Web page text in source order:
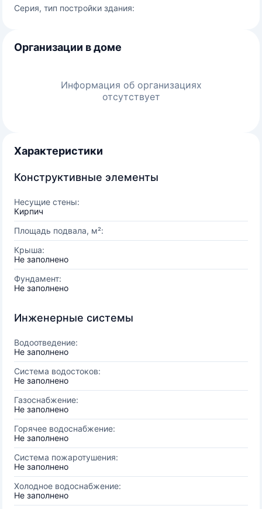
Серия, тип постройки здания:
Организации в доме
Информация об организациях
отсутствует
Характеристики
Конструктивные элементы
Несущие стены:
Кирпич
Площадь подвала, м²:
Крыша:
Не заполнено
Фундамент:
Не заполнено
Инженерные системы
Водоотведение:
Не заполнено
Система водостоков:
Не заполнено
Газоснабжение:
Не заполнено
Горячее водоснабжение:
Не заполнено
Система пожаротушения:
Не заполнено
Холодное водоснабжение:
Не заполнено